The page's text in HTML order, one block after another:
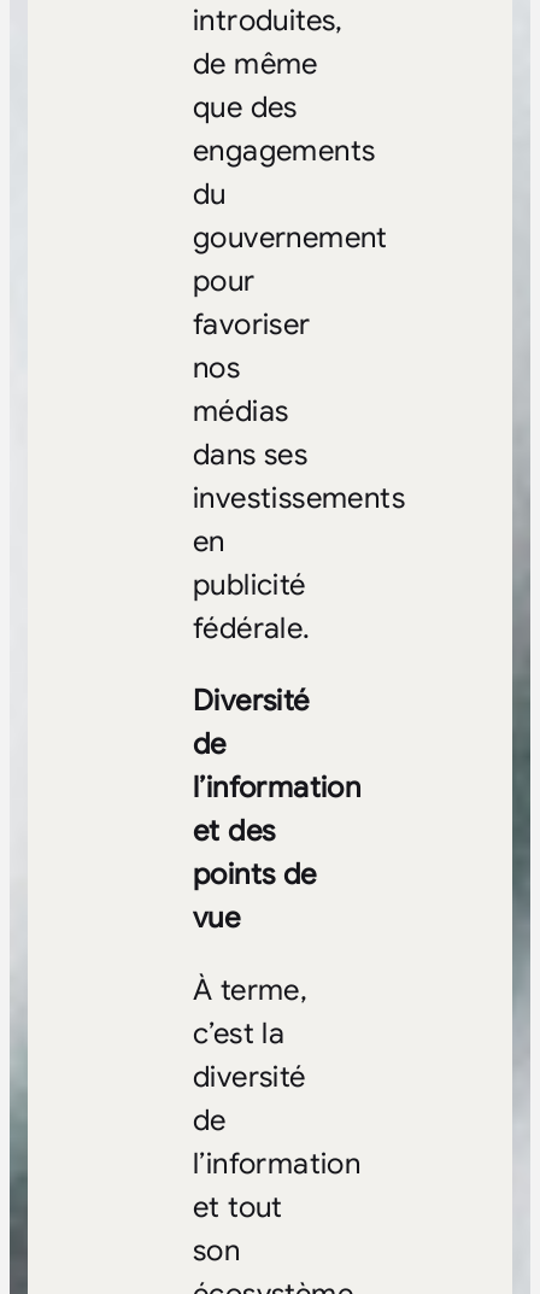
introduites,
de même
que des
engagements
du
gouvernement
pour
favoriser
nos
médias
dans ses
investissements
en
publicité
fédérale.
Diversité
de
l’information
et des
points de
vue
À terme,
c’est la
diversité
de
l’information
et tout
son